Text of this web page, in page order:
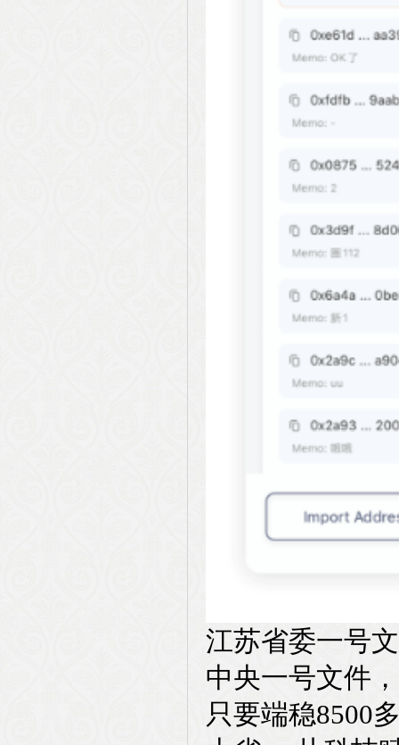
江苏省委一号
中央一号文件
只要端稳8500